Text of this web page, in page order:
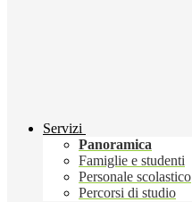
Servizi
Panoramica
Famiglie e studenti
Personale scolastico
Percorsi di studio